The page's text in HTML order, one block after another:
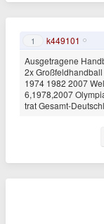
1 k449101
Ausgetragene
2x
1974 1982 2007
6,1978,2007
trat Gesamt-